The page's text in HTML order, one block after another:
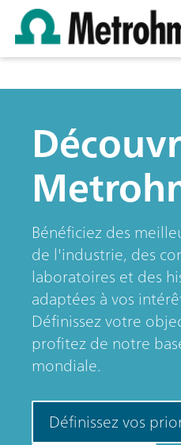
Bénéficiez des
de l'industrie, des
laboratoires et des
adaptées à vos
Définissez votre
profitez de notre
mondiale.
Définissez vos